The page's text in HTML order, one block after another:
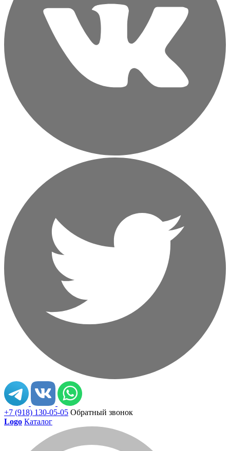
+7 (918) 130-05-05 Обратный звонок
Logo Каталог